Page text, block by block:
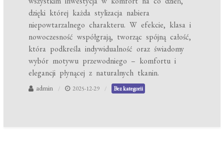
dzięki której każda stylizacja nabiera
niepowtarzalnego charakteru. W efekcie, klasa i
nowoczesność współgrają, tworząc spójną całość,
która podkreśla indywidualność oraz świadomy
wybór motywu przewodniego – komfortu i
elegancji płynącej z naturalnych tkanin.
admin 2025-12-29 Bez kategorii